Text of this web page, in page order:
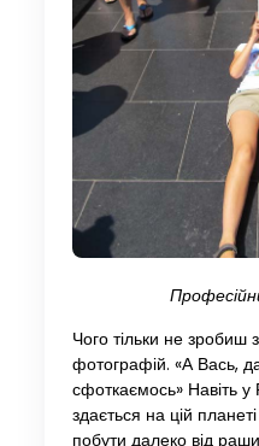
Чого тільки не зробиш
фотографій. «А Вась,
сфоткаємось» Навіть
здається на цій
побути далеко від